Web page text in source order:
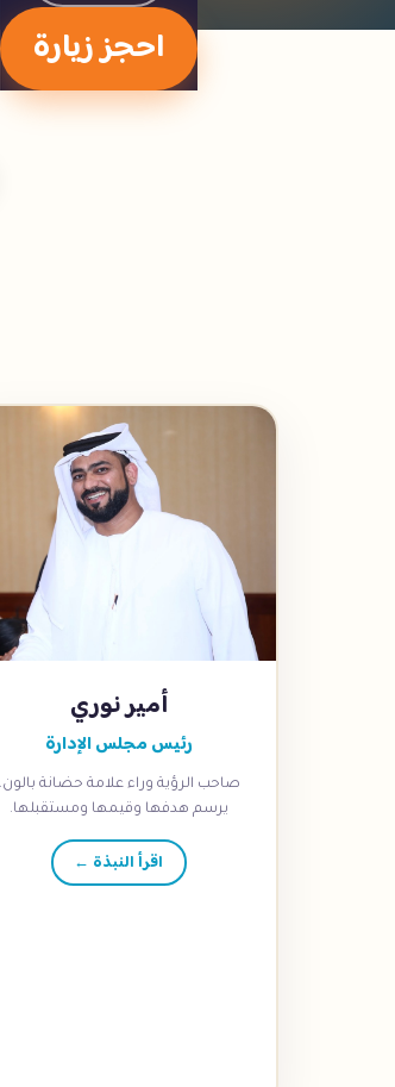
احجز زيارة
أمير نوري
رئيس مجلس الإدارة
صاحب الرؤية وراء علامة حضانة بالون،
يرسم هدفها وقيمها ومستقبلها.
اقرأ النبذة ←